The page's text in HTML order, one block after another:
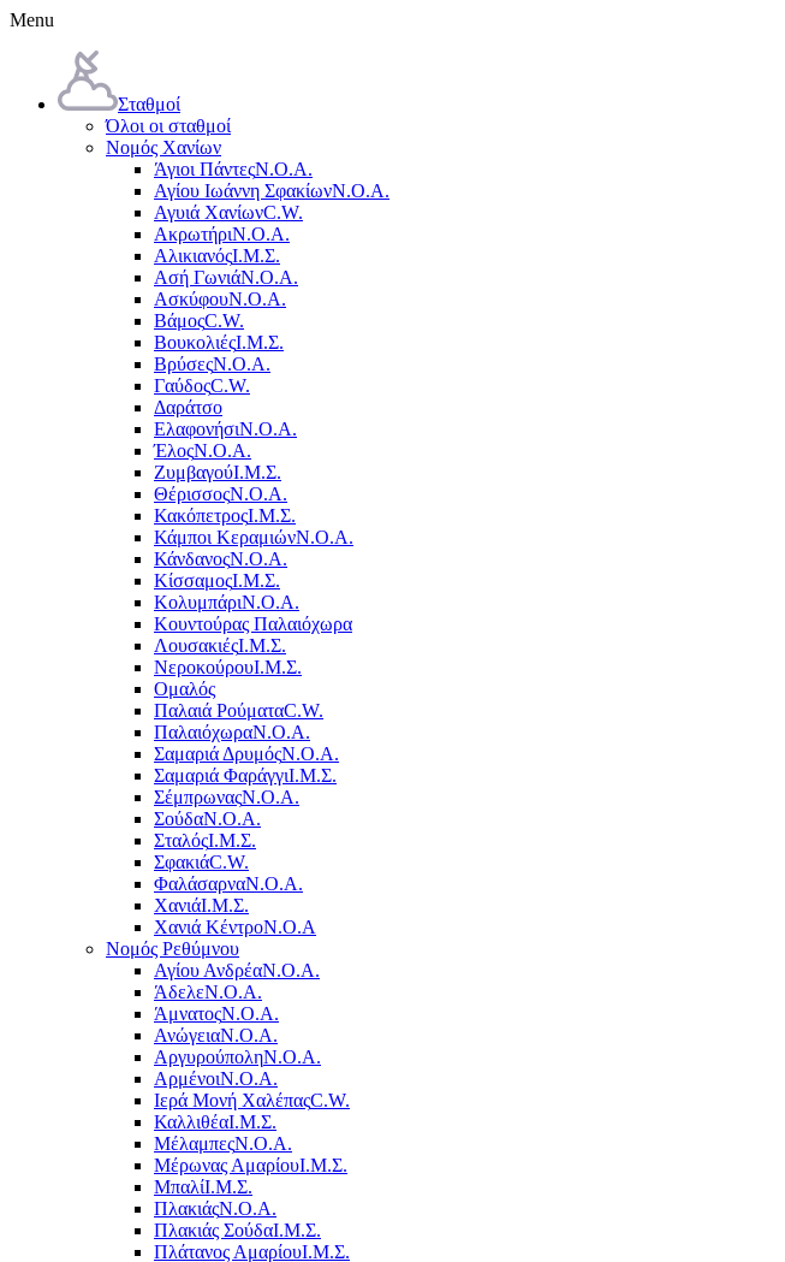
Menu
Σταθμοί
Όλοι οι σταθμοί
Νομός Χανίων
Άγιοι ΠάντεςΝ.Ο.Α.
Αγίου Ιωάννη ΣφακίωνΝ.Ο.Α.
Αγυιά ΧανίωνC.W.
ΑκρωτήριΝ.Ο.Α.
ΑλικιανόςΙ.Μ.Σ.
Ασή ΓωνιάΝ.Ο.Α.
ΑσκύφουΝ.Ο.Α.
ΒάμοςC.W.
ΒουκολιέςΙ.Μ.Σ.
ΒρύσεςΝ.Ο.Α.
ΓαύδοςC.W.
Δαράτσο
ΕλαφονήσιΝ.Ο.Α.
ΈλοςΝ.Ο.Α.
ΖυμβαγούΙ.Μ.Σ.
ΘέρισσοςΝ.Ο.Α.
ΚακόπετροςΙ.Μ.Σ.
Κάμποι ΚεραμιώνΝ.Ο.Α.
ΚάνδανοςΝ.Ο.Α.
ΚίσσαμοςΙ.Μ.Σ.
ΚολυμπάριΝ.Ο.Α.
Κουντούρας Παλαιόχωρα
ΛουσακιέςΙ.Μ.Σ.
ΝεροκούρουΙ.Μ.Σ.
Ομαλός
Παλαιά ΡούματαC.W.
ΠαλαιόχωραΝ.Ο.Α.
Σαμαριά ΔρυμόςΝ.Ο.Α.
Σαμαριά ΦαράγγιΙ.Μ.Σ.
ΣέμπρωναςΝ.Ο.Α.
ΣούδαΝ.Ο.Α.
ΣταλόςΙ.Μ.Σ.
ΣφακιάC.W.
ΦαλάσαρναΝ.Ο.Α.
ΧανιάΙ.Μ.Σ.
Χανιά ΚέντροN.O.A
Νομός Ρεθύμνου
Αγίου ΑνδρέαΝ.Ο.Α.
ΆδελεΝ.Ο.Α.
ΆμνατοςΝ.Ο.Α.
ΑνώγειαΝ.Ο.Α.
ΑργυρούποληΝ.Ο.Α.
ΑρμένοιΝ.Ο.Α.
Ιερά Μονή ΧαλέπαςC.W.
ΚαλλιθέαΙ.Μ.Σ.
ΜέλαμπεςΝ.Ο.Α.
Μέρωνας ΑμαρίουΙ.Μ.Σ.
ΜπαλίΙ.Μ.Σ.
ΠλακιάςΝ.Ο.Α.
Πλακιάς ΣούδαΙ.Μ.Σ.
Πλάτανος ΑμαρίουΙ.Μ.Σ.